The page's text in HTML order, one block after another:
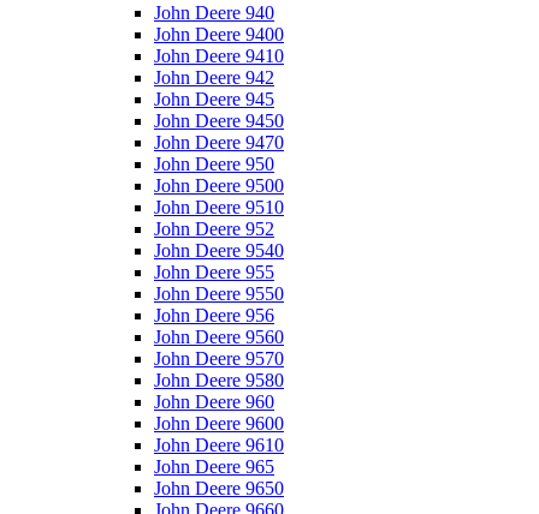
John Deere 940
John Deere 9400
John Deere 9410
John Deere 942
John Deere 945
John Deere 9450
John Deere 9470
John Deere 950
John Deere 9500
John Deere 9510
John Deere 952
John Deere 9540
John Deere 955
John Deere 9550
John Deere 956
John Deere 9560
John Deere 9570
John Deere 9580
John Deere 960
John Deere 9600
John Deere 9610
John Deere 965
John Deere 9650
John Deere 9660